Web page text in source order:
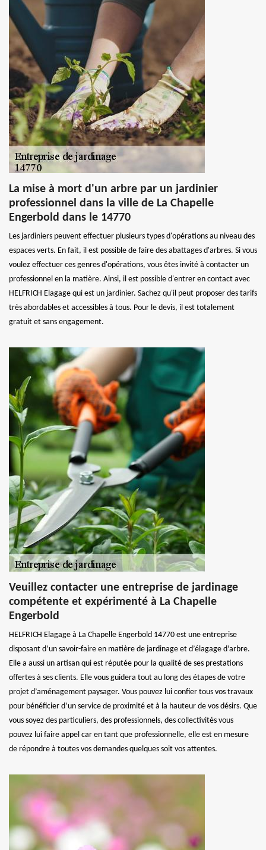
La mise à mort d'un arbre par un jardinier
professionnel dans la ville de La Chapelle
Engerbold dans le 14770
Les jardiniers peuvent effectuer plusieurs types d'opérations au niveau des
espaces verts. En fait, il est possible de faire des abattages d'arbres. Si vous
voulez effectuer ces genres d'opérations, vous êtes invité à contacter un
professionnel en la matière. Ainsi, il est possible d'entrer en contact avec
HELFRICH Elagage qui est un jardinier. Sachez qu'il peut proposer des tarifs
très abordables et accessibles à tous. Pour le devis, il est totalement
gratuit et sans engagement.
Veuillez contacter une entreprise de jardinage
compétente et expérimenté à La Chapelle
Engerbold
HELFRICH Elagage à La Chapelle Engerbold 14770 est une entreprise
disposant d’un savoir-faire en matière de jardinage et d’élagage d’arbre.
Elle a aussi un artisan qui est réputée pour la qualité de ses prestations
offertes à ses clients. Elle vous guidera tout au long des étapes de votre
projet d’aménagement paysager. Vous pouvez lui confier tous vos travaux
pour bénéficier d’un service de proximité et à la hauteur de vos désirs. Que
vous soyez des particuliers, des professionnels, des collectivités vous
pouvez lui faire appel car en tant que professionnelle, elle est en mesure
de répondre à toutes vos demandes quelques soit vos attentes.